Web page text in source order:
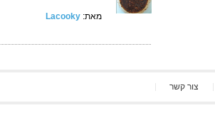
מאת: Lacooky
צור קשר